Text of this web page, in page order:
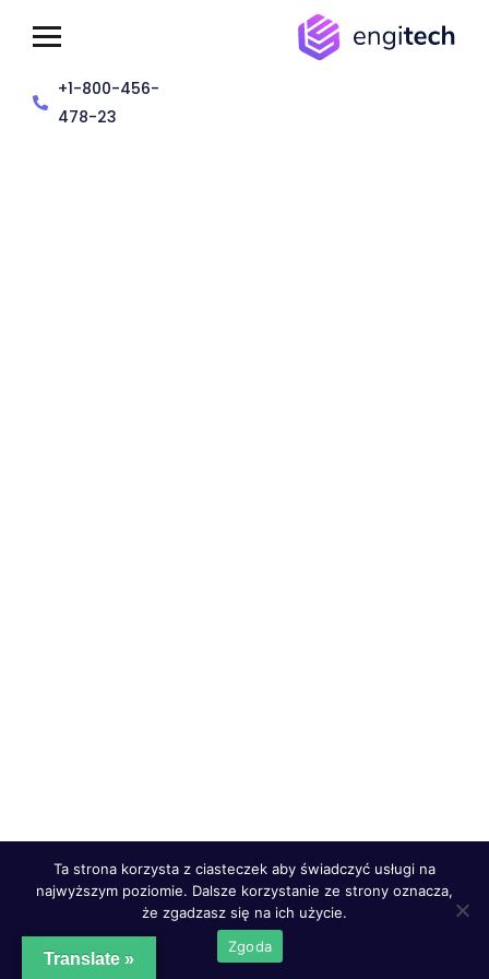
+1-800-456-
478-23
Translate »
Ta strona korzysta z ciasteczek aby świadczyć usługi na
najwyższym poziomie. Dalsze korzystanie ze strony oznacza,
że zgadzasz się na ich użycie.
Zgoda